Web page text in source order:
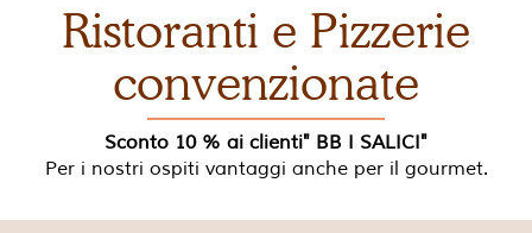
Ristoranti e Pizzerie
convenzionate
Sconto 10 % ai clienti" BB I SALICI"
Per i nostri ospiti vantaggi anche per il gourmet.